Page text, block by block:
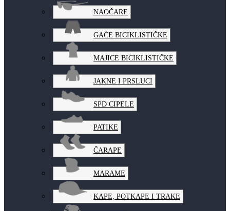
NAOČARE
GAĆE BICIKLISTIČKE
MAJICE BICIKLISTIČKE
JAKNE I PRSLUCI
SPD CIPELE
PATIKE
ČARAPE
MARAME
KAPE, POTKAPE I TRAKE